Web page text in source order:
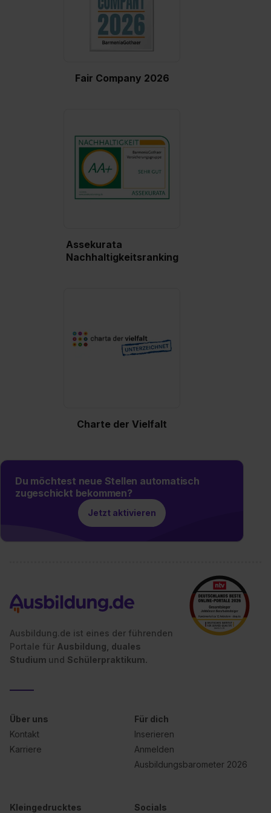
S. 1 lit. a) DS-GVO). Die USA verfügen über kein
angemessenes Datenschutzniveau (EuGH – Schrems
II). Du kannst die von dir erteilte Einwilligung jederzeit mit
Wirkung für die Zukunft ganz oder teilweise über unsere
Einstellungen“ widerrufen. Weitere Informationen zu den
Fair Company 2026
Assekurata
Nachhaltigkeitsranking
Charte der Vielfalt
Du möchtest neue Stellen automatisch
zugeschickt bekommen?
Jetzt aktivieren
Ausbildung.de ist eines der führenden
Portale für Ausbildung, duales
Studium und Schülerpraktikum.
Über uns
Kontakt
Karriere
Für dich
Inserieren
Anmelden
Ausbildungsbarometer 2026
Kleingedrucktes Socials